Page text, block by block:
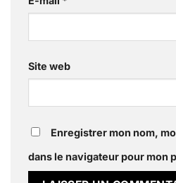
Site web
Enregistrer mon nom,
dans le navigateur pour mon